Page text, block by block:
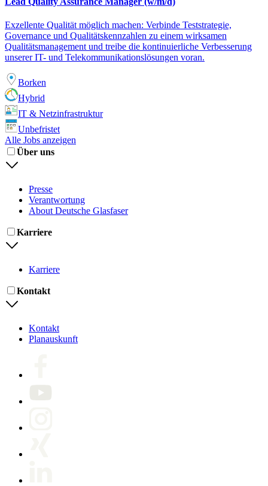
Exzellente Qualität möglich machen: Verbinde Teststrategie,
Governance und Qualitätskennzahlen zu einem wirksamen
Qualitätsmanagement und treibe die kontinuierliche Verbesserung
unserer IT- und Telekommunikationslösungen voran.
Borken
Hybrid
IT & Netzinfrastruktur
Unbefristet
Alle Jobs anzeigen
Über uns
Presse
Verantwortung
About Deutsche Glasfaser
Karriere
Karriere
Kontakt
Kontakt
Planauskunft